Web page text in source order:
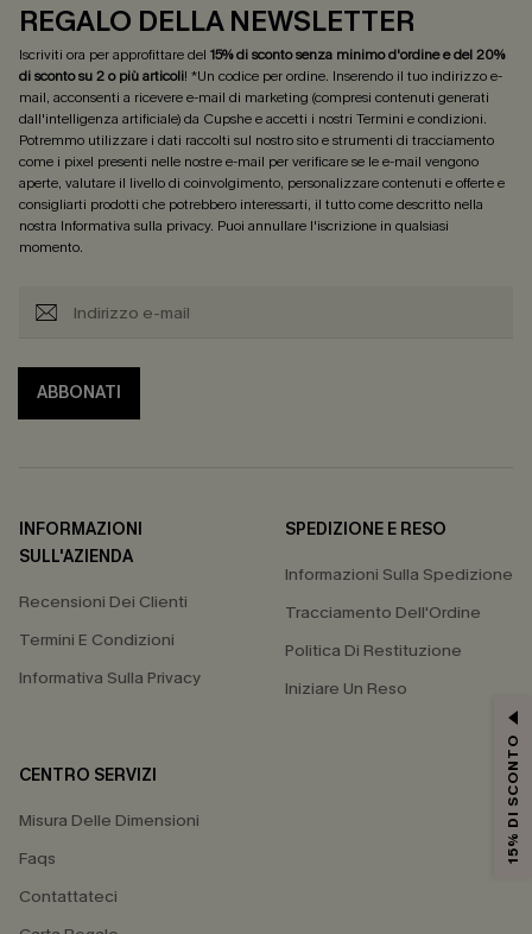
REGALO DELLA NEWSLETTER
Iscriviti ora per approfittare del 15% di sconto senza minimo d'ordine e del 20%
di sconto su 2 o più articoli! *Un codice per ordine. Inserendo il tuo indirizzo e-
mail, acconsenti a ricevere e-mail di marketing (compresi contenuti generati
dall'intelligenza artificiale) da Cupshe e accetti i nostri Termini e condizioni.
Potremmo utilizzare i dati raccolti sul nostro sito e strumenti di tracciamento
come i pixel presenti nelle nostre e-mail per verificare se le e-mail vengono
aperte, valutare il livello di coinvolgimento, personalizzare contenuti e offerte e
consigliarti prodotti che potrebbero interessarti, il tutto come descritto nella
nostra Informativa sulla privacy. Puoi annullare l'iscrizione in qualsiasi
momento.
ABBONATI
INFORMAZIONI
SULL'AZIENDA
Recensioni Dei Clienti
Termini E Condizioni
Informativa Sulla Privacy
SPEDIZIONE E RESO
Informazioni Sulla Spedizione
Tracciamento Dell'Ordine
Politica Di Restituzione
Iniziare Un Reso
CENTRO SERVIZI
Misura Delle Dimensioni
Faqs
Contattateci
15% DI SCONTO